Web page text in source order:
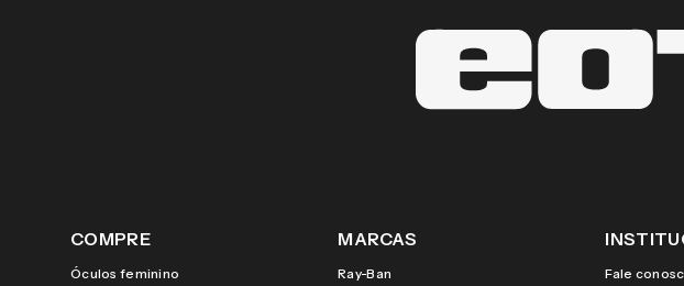
COMPRE
Óculos feminino
MARCAS
Ray-Ban
Fale